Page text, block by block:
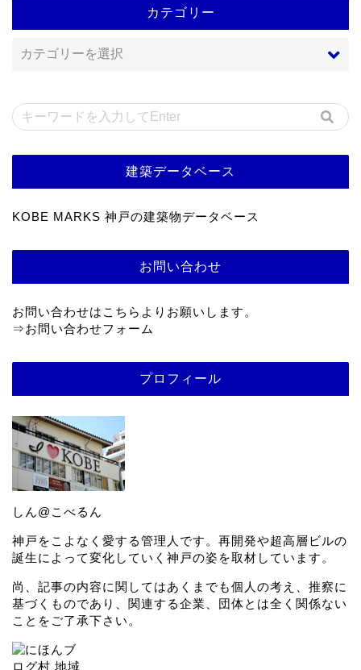
カテゴリー
建築データベース
KOBE MARKS 神戸の建築物データベース
お問い合わせ
お問い合わせはこちらよりお願いします。
⇒お問い合わせフォーム
プロフィール
しん@こべるん
神戸をこよなく愛する管理人です。再開発や超高層ビルの
誕生によって変化していく神戸の姿を取材しています。
尚、記事の内容に関してはあくまでも個人の考え、推察に
基づくものであり、関連する企業、団体とは全く関係ない
ことをご了承下さい。